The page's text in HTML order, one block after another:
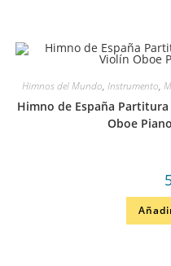
Himnos del Mundo, Instrumento,
Himno de España
Oboe